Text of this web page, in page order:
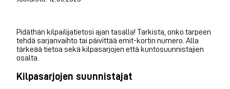
Pidäthän kilpailijatietosi ajan tasalla! Tarkista, onko tarpeen
tehdä sarjanvaihto tai päivittää emit-kortin numero. Alla
tärkeää tietoa sekä kilpasarjojen että kuntosuunnistajien
osalta.
Kilpasarjojen suunnistajat